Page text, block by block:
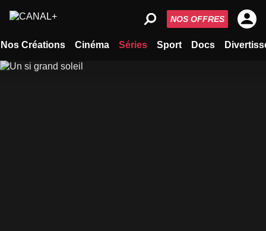
Nos Créations Cinéma Séries Sport Docs
NOS OFFRES